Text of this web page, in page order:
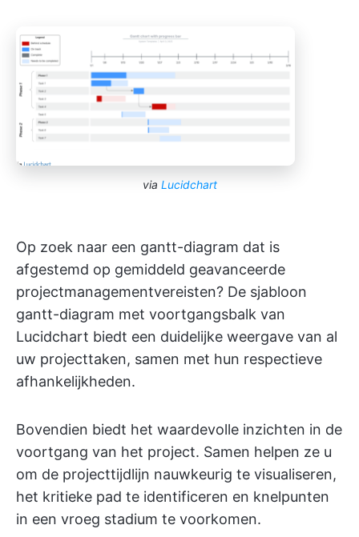
via Lucidchart
Op zoek naar een gantt-diagram dat is
afgestemd op gemiddeld geavanceerde
projectmanagementvereisten? De sjabloon
gantt-diagram met voortgangsbalk van
Lucidchart biedt een duidelijke weergave van al
uw projecttaken, samen met hun respectieve
afhankelijkheden.
Bovendien biedt het waardevolle inzichten in de
voortgang van het project. Samen helpen ze u
om de projecttijdlijn nauwkeurig te visualiseren,
het kritieke pad te identificeren en knelpunten
in een vroeg stadium te voorkomen.